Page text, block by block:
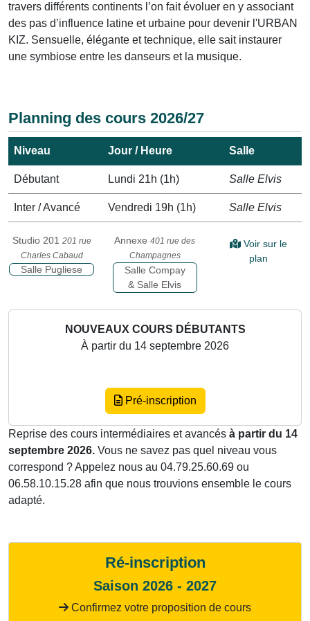
travers différents continents l’on fait évoluer en y associant
des pas d’influence latine et urbaine pour devenir l'URBAN
KIZ. Sensuelle, élégante et technique, elle sait instaurer
une symbiose entre les danseurs et la musique.
Planning des cours 2026/27
Niveau Jour / Heure Salle
Débutant Lundi 21h (1h) Salle Elvis
Inter / Avancé Vendredi 19h (1h) Salle Elvis
Studio 201 201 rue
Charles Cabaud
Salle Pugliese
Annexe401 rue des
Champagnes
Salle Compay
& Salle Elvis
Voir sur le
plan
NOUVEAUX COURS DÉBUTANTS
À partir du 14 septembre 2026
Pré-inscription
Reprise des cours intermédiaires et avancés à partir du 14
septembre 2026. Vous ne savez pas quel niveau vous
correspond ? Appelez nous au 04.79.25.60.69 ou
06.58.10.15.28 afin que nous trouvions ensemble le cours
adapté.
Ré-inscription
Saison 2026 - 2027
Confirmez votre proposition de cours